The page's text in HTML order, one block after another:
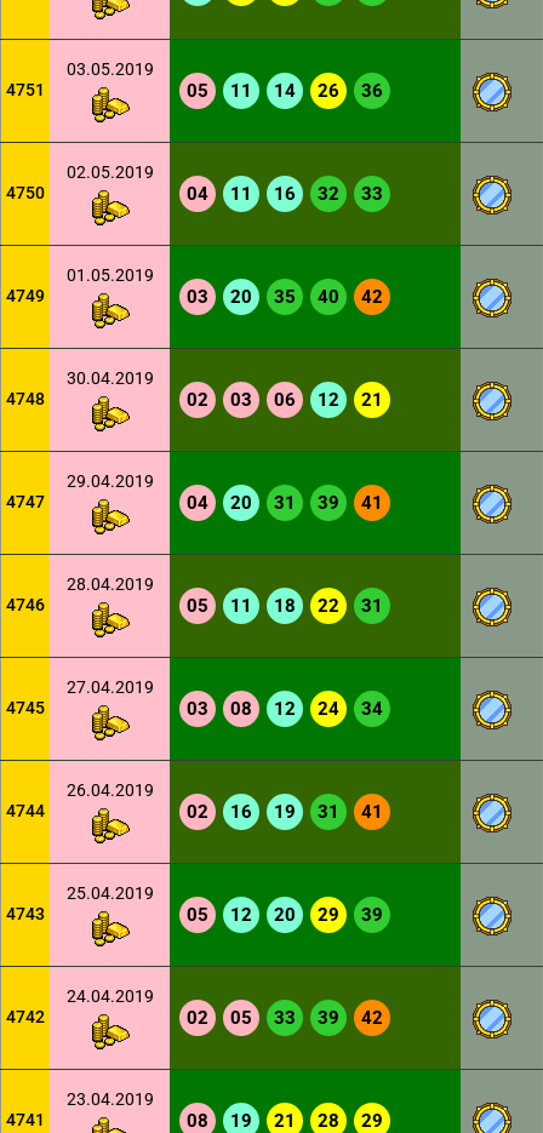
4751
03.05.2019
05 11 14 26 36
4750
02.05.2019
04 11 16 32 33
4749
01.05.2019
03 20 35 40 42
4748
30.04.2019
02 03 06 12 21
4747
29.04.2019
04 20 31 39 41
4746
28.04.2019
05 11 18 22 31
4745
27.04.2019
03 08 12 24 34
4744
26.04.2019
02 16 19 31 41
4743
25.04.2019
05 12 20 29 39
4742
24.04.2019
02 05 33 39 42
4741
23.04.2019
08 19 21 28 29